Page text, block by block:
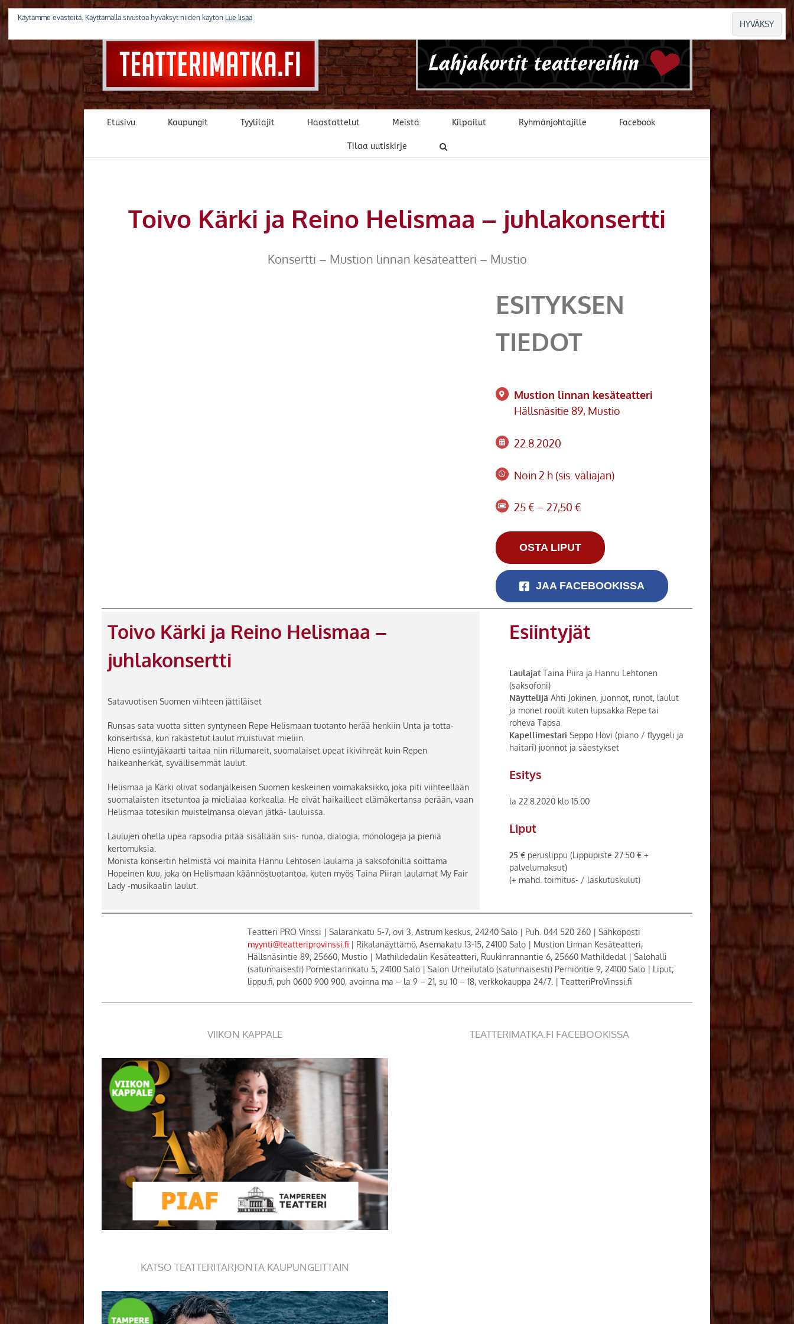
to
Etusivu Kaupungit Tyylilajit Haastattelut Meistä Kilpailut Ryhmänjohtajille Facebook
Tilaa uutiskirje
Toivo Kärki ja Reino Helismaa – juhlakonsertti
Konsertti – Mustion linnan kesäteatteri – Mustio
ESITYKSEN
TIEDOT
Mustion linnan kesäteatteri
Hällsnäsitie 89, Mustio
22.8.2020
Noin 2 h (sis. väliajan)
25 € – 27,50 €
OSTA LIPUT
JAA FACEBOOKISSA
Toivo Kärki ja Reino Helismaa –
juhlakonsertti
Satavuotisen Suomen viihteen jättiläiset
Runsas sata vuotta sitten syntyneen Repe Helismaan tuotanto herää henkiin Unta ja totta-
konsertissa, kun rakastetut laulut muistuvat mieliin.
Hieno esiintyjäkaarti taitaa niin rillumareit, suomalaiset upeat ikivihreät kuin Repen
haikeanherkät, syvällisemmät laulut.
Helismaa ja Kärki olivat sodanjälkeisen Suomen keskeinen voimakaksikko, joka piti viihteellään
suomalaisten itsetuntoa ja mielialaa korkealla. He eivät haikailleet elämäkertansa perään, vaan
Helismaa totesikin muistelmansa olevan jätkä- lauluissa.
Laulujen ohella upea rapsodia pitää sisällään siis- runoa, dialogia, monologeja ja pieniä
kertomuksia.
Monista konsertin helmistä voi mainita Hannu Lehtosen laulama ja saksofonilla soittama
Hopeinen kuu, joka on Helismaan käännöstuotantoa, kuten myös Taina Piiran laulamat My Fair
Lady -musikaalin laulut.
Esiintyjät
Laulajat Taina Piira ja Hannu Lehtonen
(saksofoni)
Näyttelijä Ahti Jokinen, juonnot, runot, laulut
ja monet roolit kuten lupsakka Repe tai
roheva Tapsa
Kapellimestari Seppo Hovi (piano / flyygeli ja
haitari) juonnot ja säestykset
Esitys
la 22.8.2020 klo 15.00
Liput
25 € peruslippu (Lippupiste 27.50 € +
palvelumaksut)
(+ mahd. toimitus- / laskutuskulut)
Teatteri PRO Vinssi | Salarankatu 5-7, ovi 3, Astrum keskus, 24240 Salo | Puh. 044 520 260 | Sähköposti
myynti@teatteriprovinssi.fi | Rikalanäyttämö, Asemakatu 13-15, 24100 Salo | Mustion Linnan Kesäteatteri,
Hällsnäsintie 89, 25660, Mustio | Mathildedalin Kesäteatteri, Ruukinrannantie 6, 25660 Mathildedal | Salohalli
(satunnaisesti) Pormestarinkatu 5, 24100 Salo | Salon Urheilutalo (satunnaisesti) Perniöntie 9, 24100 Salo | Liput;
lippu.fi, puh 0600 900 900, avoinna ma – la 9 – 21, su 10 – 18, verkkokauppa 24/7. | TeatteriProVinssi.fi
VIIKON KAPPALE
KATSO TEATTERITARJONTA KAUPUNGEITTAIN
TEATTERIMATKA.FI FACEBOOKISSA
Käytämme evästeitä. Käyttämällä sivustoa hyväksyt niiden käytön Lue lisää